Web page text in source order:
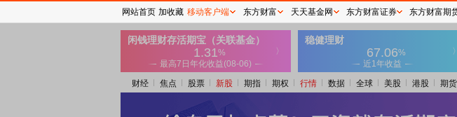
财经 焦点 股票 新股 期指 期权 行情 数据 全球 美股 港股 期货
网站首页 加收藏 移动客户端 东方财富 天天基金网 东方财富证券 东方财富期